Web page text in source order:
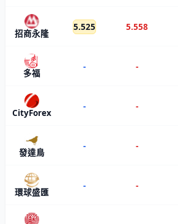
招商永隆
5.525 5.558
多福
- -
CityForex
- -
發達鳥
- -
環球盛匯
- -